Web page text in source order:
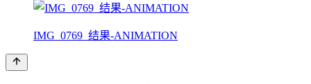
IMG_0769_结果-ANIMATION